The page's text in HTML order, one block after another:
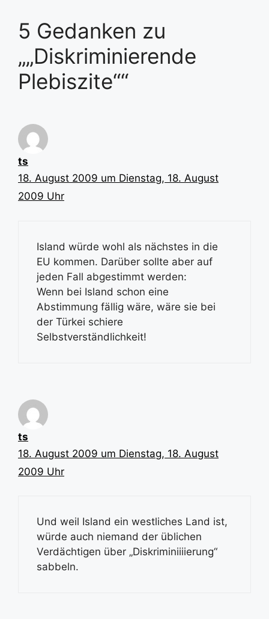
5 Gedanken zu
„„Diskriminierende
Plebiszite““
ts
18. August 2009 um Dienstag, 18. August
2009 Uhr
Island würde wohl als nächstes in die
EU kommen. Darüber sollte aber auf
jeden Fall abgestimmt werden:
Wenn bei Island schon eine
Abstimmung fällig wäre, wäre sie bei
der Türkei schiere
Selbstverständlichkeit!
ts
18. August 2009 um Dienstag, 18. August
2009 Uhr
Und weil Island ein westliches Land ist,
würde auch niemand der üblichen
Verdächtigen über „Diskriminiiiierung“
sabbeln.